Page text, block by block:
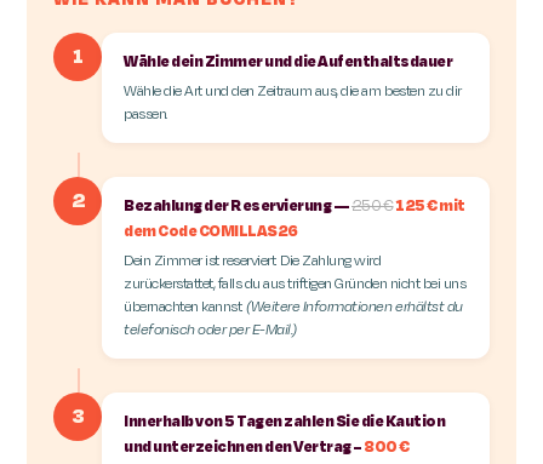
1
Wähle dein Zimmer und die Aufenthaltsdauer
Wähle die Art und den Zeitraum aus, die am besten zu dir
passen.
2 Bezahlung der Reservierung —250 €125 € mit
dem Code COMILLAS26
Dein Zimmer ist reserviert. Die Zahlung wird
zurückerstattet, falls du aus triftigen Gründen nicht bei uns
übernachten kannst.(Weitere Informationen erhältst du
telefonisch oder per E-Mail.)
3
Innerhalb von 5 Tagen zahlen Sie die Kaution
und unterzeichnen den Vertrag –800 €